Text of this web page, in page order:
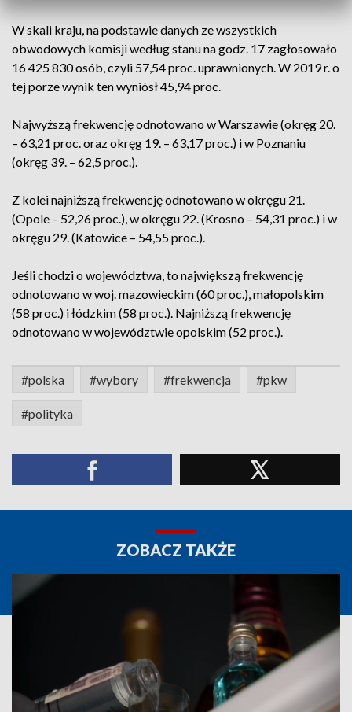
W skali kraju, na podstawie danych ze wszystkich
obwodowych komisji według stanu na godz. 17 zagłosowało
16 425 830 osób, czyli 57,54 proc. uprawnionych. W 2019 r. o
tej porze wynik ten wyniósł 45,94 proc.
Najwyższą frekwencję odnotowano w Warszawie (okręg 20.
– 63,21 proc. oraz okręg 19. – 63,17 proc.) i w Poznaniu
(okręg 39. – 62,5 proc.).
Z kolei najniższą frekwencję odnotowano w okręgu 21.
(Opole – 52,26 proc.), w okręgu 22. (Krosno – 54,31 proc.) i w
okręgu 29. (Katowice – 54,55 proc.).
Jeśli chodzi o województwa, to największą frekwencję
odnotowano w woj. mazowieckim (60 proc.), małopolskim
(58 proc.) i łódzkim (58 proc.). Najniższą frekwencję
odnotowano w województwie opolskim (52 proc.).
#polska #wybory #frekwencja #pkw
#polityka
ZOBACZ TAKŻE